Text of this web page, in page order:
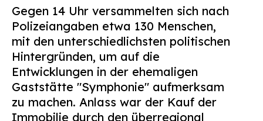
Kontakt
Suchen
nach:
Gegen 14 Uhr versammelten sich nach
Polizeiangaben etwa 130 Menschen,
mit den unterschiedlichsten politischen
Hintergründen, um auf die
Entwicklungen in der ehemaligen
Gaststätte "Symphonie" aufmerksam
zu machen. Anlass war der Kauf der
Immobilie durch den überregional